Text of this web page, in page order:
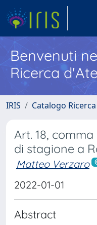
Benvenuti
Ricerca
IRIS Catalogo Ricerca
Art. 18, comma
di stagione a
Matteo Verzaro
2022-01-01
Abstract